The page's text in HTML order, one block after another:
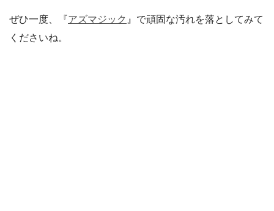
ぜひ一度、『アズマジック 』で頑固な汚れを落としてみて
くださいね。